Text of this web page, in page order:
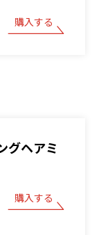
購入する
グヘアミ
購入する